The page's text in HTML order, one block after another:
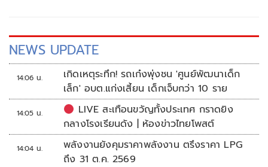
NEWS UPDATE
14:06 น.
เกิดเหตุระทึก! รถเก๋งพุ่งชน 'ศูนย์พัฒนาเด็ก
เล็ก' อบต.แก่งเสี้ยน เด็กเจ็บกว่า 10 ราย
14:05 น.
LIVE สะเทือนขวัญทั้งประเทศ กราดยิง
กลางโรงเรียนดัง | ห้องข่าวไทยโพสต์
14:04 น.
พลังงานยังคุมราคาพลังงาน ตรึงราคา LPG
ถึง 31 ต.ค. 2569